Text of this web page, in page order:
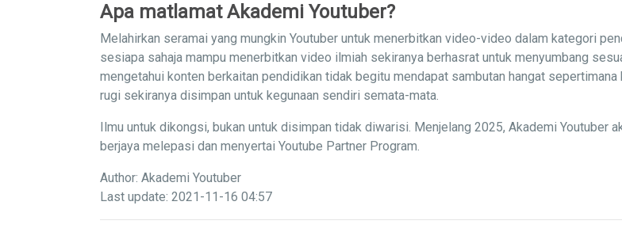
Apa matlamat Akademi Youtuber?
Melahirkan seramai yang mungkin Youtuber untuk menerbitkan video-video dalam kategori
sesiapa sahaja mampu menerbitkan video ilmiah sekiranya berhasrat untuk menyumbang
mengetahui konten berkaitan pendidikan tidak begitu mendapat sambutan hangat
rugi sekiranya disimpan untuk kegunaan sendiri semata-mata.
Ilmu untuk dikongsi, bukan untuk disimpan tidak diwarisi. Menjelang 2025, Akademi Youtuber
berjaya melepasi dan menyertai Youtube Partner Program.
Author: Akademi Youtuber
Last update: 2021-11-16 04:57